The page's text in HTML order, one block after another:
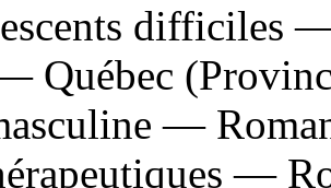
difficiles
Québec
—
—